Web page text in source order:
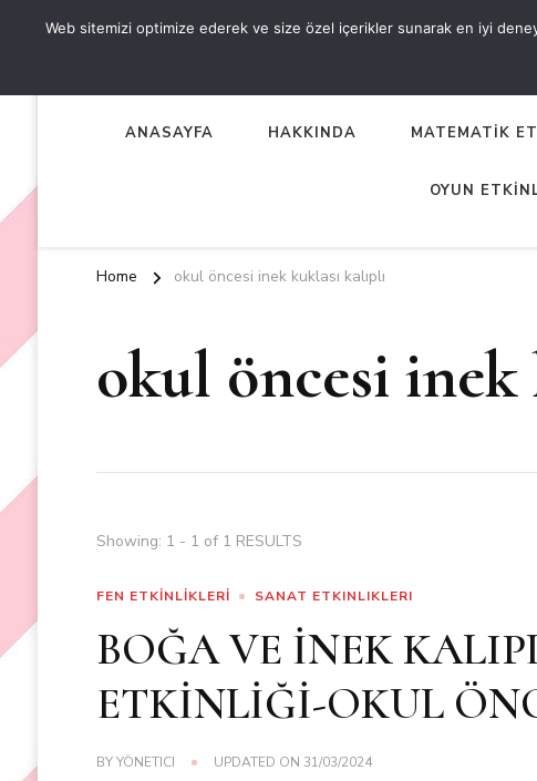
OKUL ÖNCESİ ETKİNLİKLER
ANASAYFA HAKKINDA MATEMATİK
OYUN
Home okul öncesi inek kuklası kalıplı
okul öncesi inek
Showing: 1 - 1 of 1 RESULTS
FEN ETKİNLİKLERİ SANAT ETKINLIKLERI
BOĞA VE İNEK
ETKİNLİĞİ-OKUL
BYYÖNETICI UPDATED ON 31/03/2024
Web sitemizi optimize ederek ve size özel içerikler sunarak en iyi